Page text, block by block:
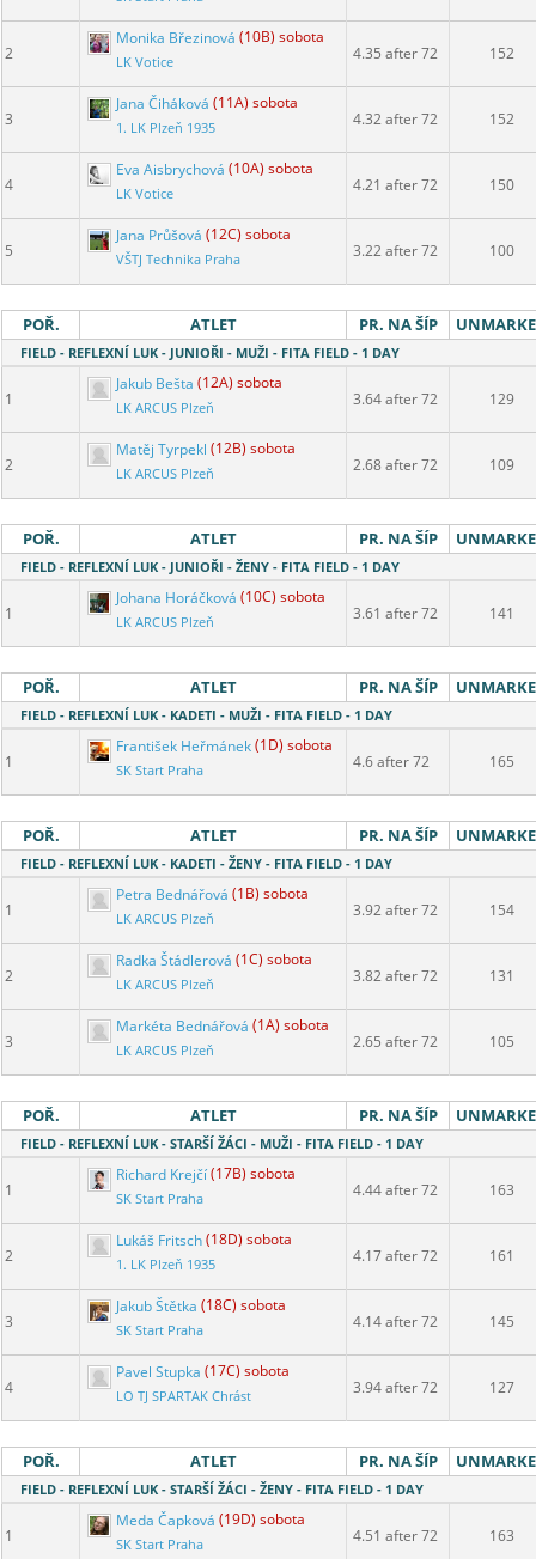
2
Monika Březinová (10B) sobota
LK Votice 4.35 after 72 152
3
Jana Čiháková (11A) sobota
1. LK Plzeň 1935 4.32 after 72 152
4
Eva Aisbrychová (10A) sobota
LK Votice 4.21 after 72 150
5
Jana Průšová (12C) sobota
VŠTJ Technika Praha 3.22 after 72 100
POŘ. ATLET PR. NA ŠÍP
FIELD - REFLEXNÍ LUK - JUNIOŘI - MUŽI - FITA FIELD - 1 DAY
1
Jakub Bešta (12A) sobota
LK ARCUS Plzeň 3.64 after 72 129
2
Matěj Tyrpekl (12B) sobota
LK ARCUS Plzeň 2.68 after 72 109
POŘ. ATLET PR. NA ŠÍP
FIELD - REFLEXNÍ LUK - JUNIOŘI - ŽENY - FITA FIELD - 1 DAY
1
Johana Horáčková (10C) sobota
LK ARCUS Plzeň 3.61 after 72 141
POŘ. ATLET PR. NA ŠÍP
FIELD - REFLEXNÍ LUK - KADETI - MUŽI - FITA FIELD - 1 DAY
1
František Heřmánek(1D) sobota
SK Start Praha 4.6 after 72 165
POŘ. ATLET PR. NA ŠÍP
FIELD - REFLEXNÍ LUK - KADETI - ŽENY - FITA FIELD - 1 DAY
1
Petra Bednářová (1B) sobota
LK ARCUS Plzeň 3.92 after 72 154
2
Radka Štádlerová (1C) sobota
LK ARCUS Plzeň 3.82 after 72 131
3
Markéta Bednářová (1A) sobota
LK ARCUS Plzeň 2.65 after 72 105
POŘ. ATLET PR. NA ŠÍP
FIELD - REFLEXNÍ LUK - STARŠÍ ŽÁCI - MUŽI - FITA FIELD - 1 DAY
1
Richard Krejčí(17B) sobota
SK Start Praha 4.44 after 72 163
2
Lukáš Fritsch(18D) sobota
1. LK Plzeň 1935 4.17 after 72 161
3
Jakub Štětka (18C) sobota
SK Start Praha 4.14 after 72 145
4
Pavel Stupka (17C) sobota
LO TJ SPARTAK Chrást 3.94 after 72 127
POŘ. ATLET PR. NA ŠÍP
FIELD - REFLEXNÍ LUK - STARŠÍ ŽÁCI - ŽENY - FITA FIELD - 1 DAY
1
Meda Čapková (19D) sobota
SK Start Praha 4.51 after 72 163